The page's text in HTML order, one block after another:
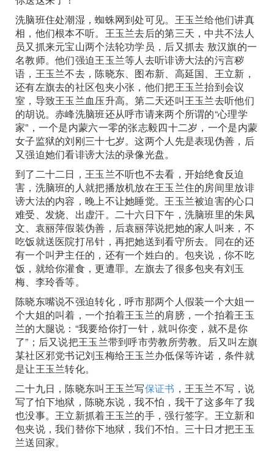
洗脑班住处潮湿，蜘蛛网到处可见。王玉兰给他们讲真
相，他们根本不听。王玉兰去后的第三天，中共不法人
员又抓来元宝山两个法轮功学员，后又抓去 敖汉旗的一
名教师。他们强迫王玉兰等人去听诽谤大法的污言秽
语，王玉兰不去，陈晓东、图布新、高延国、王立新，
还有左旗去的社区包夹小张，他们把王玉兰抬到会议
室，导致王玉兰血压升高。第二天还叫王玉兰去听他们
的胡说。赤峰洗脑班还从呼市请来两个所谓的“心理学
家”，一个是内蒙六一零的张志毅四十二岁，一个是内蒙
女子监狱的刘刚三十七岁。这两个人先是表现伪善，后
又强迫她们看诽谤大法的录像光盘。
到了二十二日，王玉兰不听也不去看，开始绝食反迫
害，洗脑班的人就把播放机放在王玉兰住的房间里放诽
谤大法的内容，晚上不让她睡觉。王玉兰被迫害的心口
难受、发烧、出虚汗。二十六日下午，洗脑班里的朱凤
文、袁丽萍假装伪善，后袁丽萍说把她的家人叫来，不
吃饭就送医院打吊针，再把她送到看守所去。同在的还
有一个叫尹主任的，还有一个姓白的。包夹说，你不吃
饭，就给你灌食，更遭罪。左旗去了很多包夹有刘玉
梅、李玲香等。
陈晓东嘴说不强迫转化，呼市那两个人假装一个大姐一
个大姐的叫着，一个拍着王玉兰的肩膀，一个拍着王玉
兰的大腿说：“我要给你打一针，就叫你变，就不是你
了”；后又说把王玉兰带到呼市劳教所劳教。后又叫左旗
某社区邪党书记刘玉梅给王玉兰办低保等许诺，条件就
是让王玉兰转化。
二十九日，陈晓东叫王玉兰写保证书 ，王玉兰不写，说
写了怕下地狱，陈晓东说，我不怕，我干了这多年了我
也没事。王立新抓着王玉兰的手，强行签字。王立新和
包夹说，我们替你下地狱，我们不怕。三十日才把王玉
兰送回家。